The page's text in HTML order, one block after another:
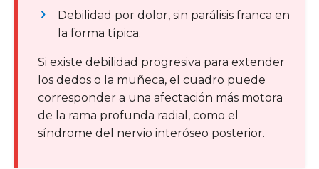
Debilidad por dolor, sin parálisis franca en
la forma típica.
Si existe debilidad progresiva para extender
los dedos o la muñeca, el cuadro puede
corresponder a una afectación más motora
de la rama profunda radial, como el
síndrome del nervio interóseo posterior.